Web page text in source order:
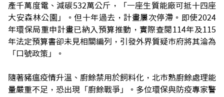
產千萬度電、減碳532萬公斤，「一座生質能廠可抵十四座
大安森林公園」。但十年過去，計畫屢次停滯。即使2024
年環保局重申計畫已納入預算推動，實際查閱114年及115
年法定預算書卻未見相關編列，引發外界質疑市府將其淪為
「口號政策」。
隨著豬瘟疫情升溫、廚餘禁用於飼料化，北市熟廚餘處理能
量嚴重不足，恐出現「廚餘戰爭」。多位環保與防疫專家警